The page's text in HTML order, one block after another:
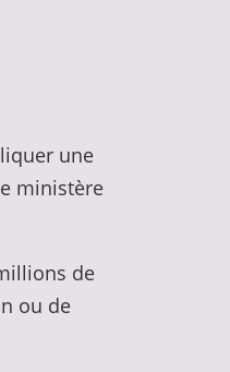
une
ministère
de
ou de